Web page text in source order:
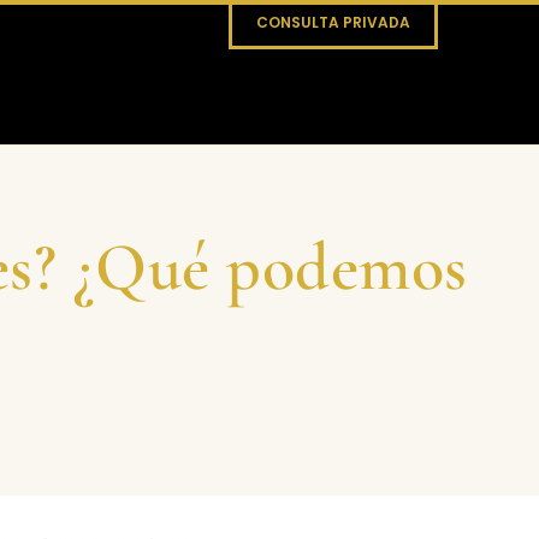
CONSULTA PRIVADA
¿Qué podemos